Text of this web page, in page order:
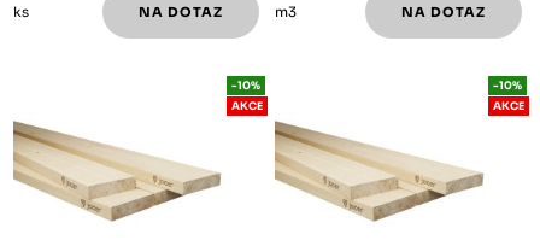
ks m3
-10%
AKCE
-10%
AKCE